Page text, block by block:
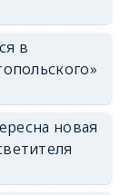
в
новая